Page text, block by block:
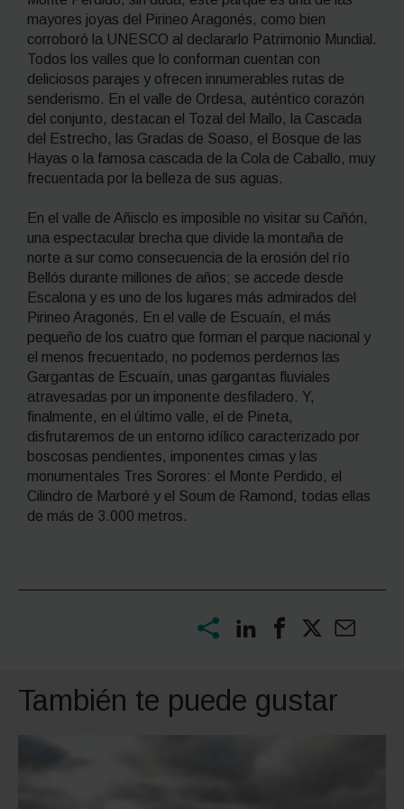
mayores joyas del Pirineo Aragonés, como bien
corroboró la UNESCO al declararlo Patrimonio Mundial.
Todos los valles que lo conforman cuentan con
deliciosos parajes y ofrecen innumerables rutas de
senderismo. En el valle de Ordesa, auténtico corazón
del conjunto, destacan el Tozal del Mallo, la Cascada
del Estrecho, las Gradas de Soaso, el Bosque de las
Hayas o la famosa cascada de la Cola de Caballo, muy
frecuentada por la belleza de sus aguas.
En el valle de Añisclo es imposible no visitar su Cañón,
una espectacular brecha que divide la montaña de
norte a sur como consecuencia de la erosión del río
Bellós durante millones de años; se accede desde
Escalona y es uno de los lugares más admirados del
Pirineo Aragonés. En el valle de Escuaín, el más
pequeño de los cuatro que forman el parque nacional y
el menos frecuentado, no podemos perdernos las
Gargantas de Escuaín, unas gargantas fluviales
atravesadas por un imponente desfiladero. Y,
finalmente, en el último valle, el de Pineta,
disfrutaremos de un entorno idílico caracterizado por
boscosas pendientes, imponentes cimas y las
monumentales Tres Sorores: el Monte Perdido, el
Cilindro de Marboré y el Soum de Ramond, todas ellas
de más de 3.000 metros.
También te puede gustar